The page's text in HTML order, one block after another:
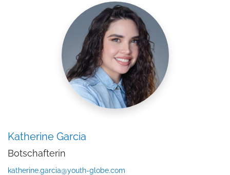
Katherine Garcia
Botschafterin
katherine.garcia@youth-globe.com